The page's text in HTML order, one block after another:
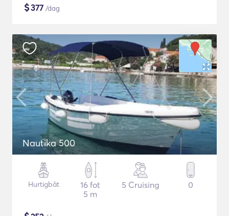
$377 /dag
Nautika 500
Hurtigbåt
16 fot
5 m
5 Cruising 0